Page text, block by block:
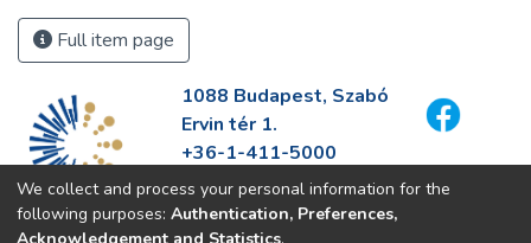
Full item page
1088 Budapest, Szabó
Ervin tér 1.
+36-1-411-5000
info@fszek.hu
https://fszek.hu
We collect and process your personal information for the
following purposes: Authentication, Preferences,